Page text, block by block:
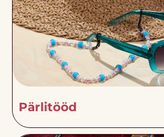
Pärlitööd